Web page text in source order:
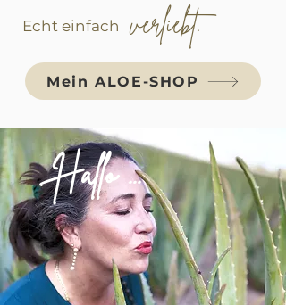
Echt einfachverliebt.
Mein ALOE-SHOP
Hallo ...